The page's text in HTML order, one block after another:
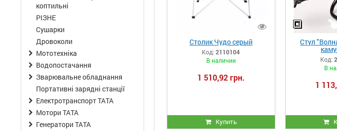
Столик Чудо серый
Код: 2110104
В наличии
1 510,92 грн.
Купить
Cтул
Код:
В
1
коптильні
РІЗНЕ
Сушарки
Дровоколи
Мототехніка
Водопостачання
Зварювальне обладнання
Портативні зарядні станції
Електротранспорт ТАТА
Мотори ТАТА
Генератори ТАТА